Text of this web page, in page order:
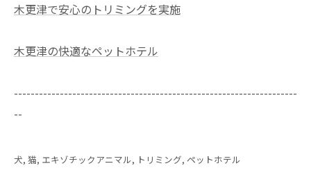
木更津で安心のトリミングを実施
木更津の快適なペットホテル
--------------------------------------------------------------------
--
犬 猫 エキゾチックアニマル トリミング ペットホテル